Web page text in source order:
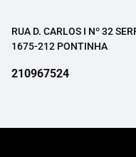
RUA D. CARLOS I Nº 32
1675-212 PONTINHA
210967524